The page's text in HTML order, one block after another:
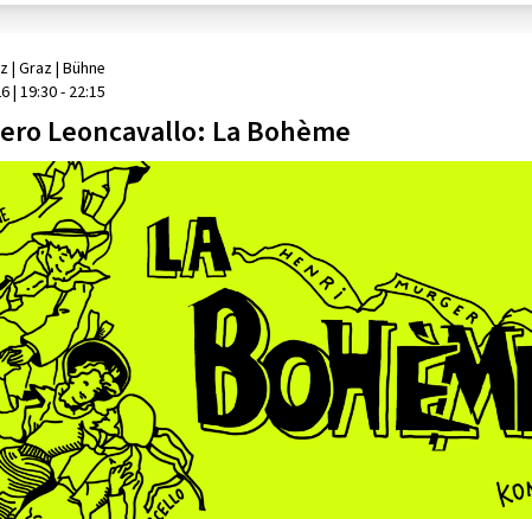
| Graz| Bühne
| 19:30 - 22:15
Leoncavallo: La Bohème